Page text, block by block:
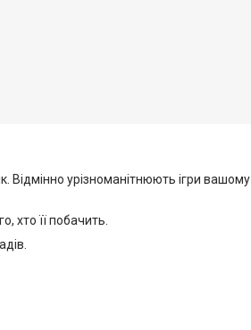
Відмінно урізноманітнюють ігри вашому
хто її побачить.